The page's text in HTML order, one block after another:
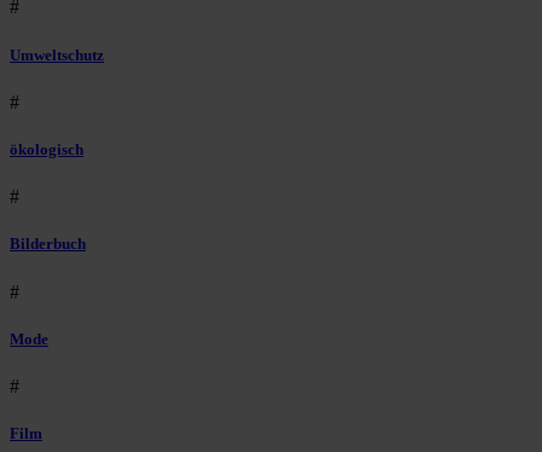
#
Umweltschutz
#
ökologisch
#
Bilderbuch
#
Mode
#
Film